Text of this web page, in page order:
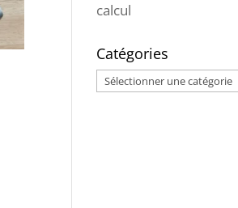
calcul
Catégories
Catégories